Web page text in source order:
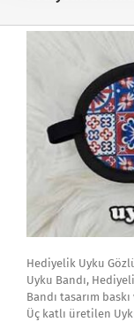
Hediyelik Uyku
Uyku Bandı,
Bandı tasarım
Üç katlı üretilen